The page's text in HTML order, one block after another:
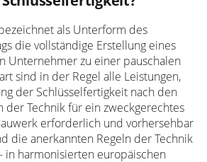
als Unterform des
die vollständige Erstellung eines
Unternehmer zu einer pauschalen
sind in der Regel alle Leistungen,
der Schlüsselfertigkeit nach den
der Technik für ein zweckgerechtes
erforderlich und vorhersehbar
die anerkannten Regeln der Technik
in harmonisierten europäischen